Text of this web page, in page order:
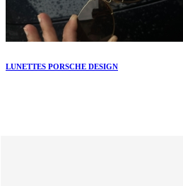
LUNETTES PORSCHE DESIGN